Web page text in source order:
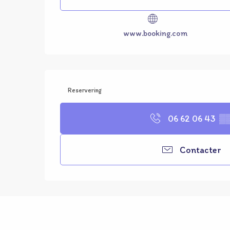
www.booking.com
Reservering
06 62 06 43
Contacter